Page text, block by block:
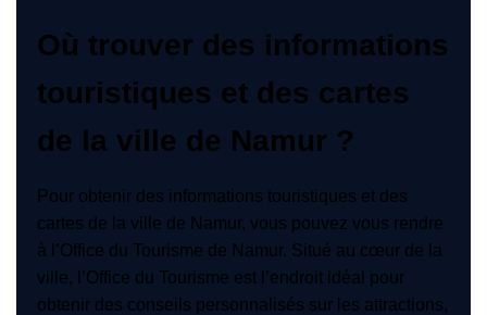
Où trouver des informations
touristiques et des cartes
de la ville de Namur ?
Pour obtenir des informations touristiques et des
cartes de la ville de Namur, vous pouvez vous rendre
à l’Office du Tourisme de Namur. Situé au cœur de la
ville, l’Office du Tourisme est l’endroit idéal pour
obtenir des conseils personnalisés sur les attractions,